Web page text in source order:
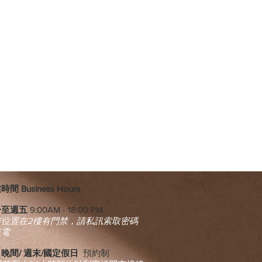
間 Business Hours
週五9:00AM - 18:00 PM
置在2樓有門禁，請私訊索取密碼
間/ 週末/國定假日預約制